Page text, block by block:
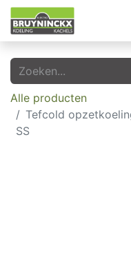
Alle producten
Tefcold
SS